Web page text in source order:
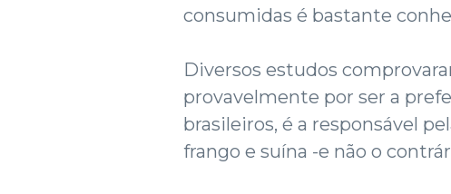
consumidas é bastante
Diversos estudos
provavelmente por ser a
brasileiros, é a responsável
frango e suína -e não o